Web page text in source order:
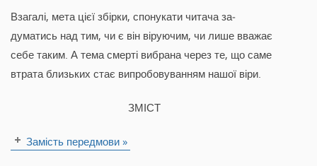
Взагалі, мета цієї збірки, спонукати читача за­
думатись над тим, чи є він віруючим, чи лише вважає
себе таким. А тема смерті вибрана через те, що саме
втрата близьких стає випробовуванням нашої віри.
ЗМІСТ
Замість передмови »